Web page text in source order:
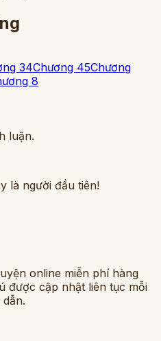
34Chương 45Chương
8
luận.
là người đầu tiên!
online miễn phí hàng
được cập nhật liên tục mỗi